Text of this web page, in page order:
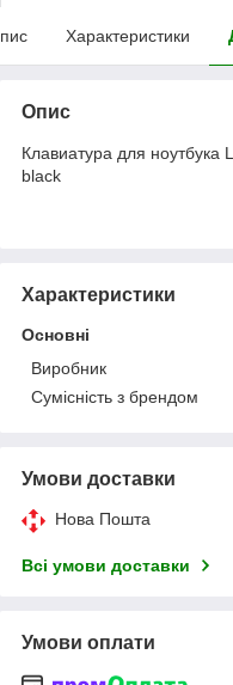
Характеристики
Опис
Клавиатура для ноутбука
black
Характеристики
Основні
Виробник
Сумісність з брендом
Умови доставки
Нова Пошта
Всі умови доставки
Умови оплати